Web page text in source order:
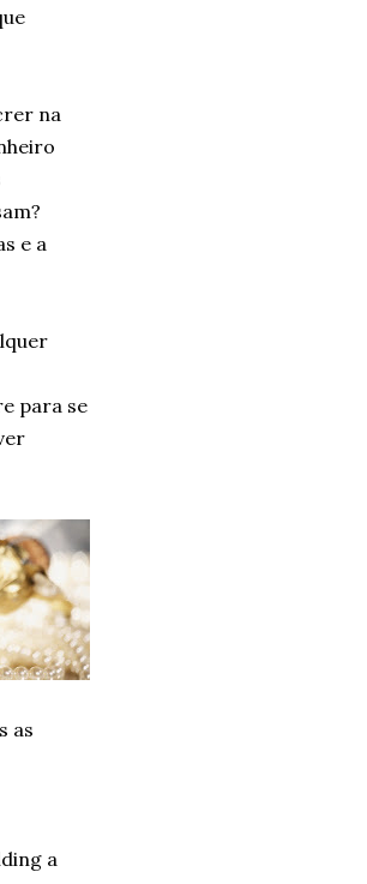
na
e a
para se
as
a